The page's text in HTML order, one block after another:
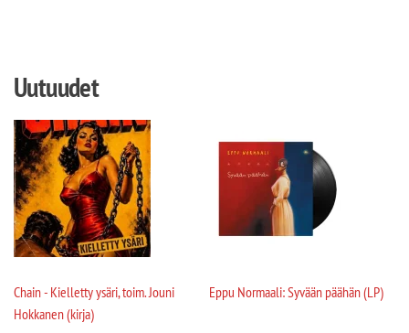
Uutuudet
Chain - Kielletty ysäri, toim. Jouni
Hokkanen (kirja)
Eppu Normaali: Syvään päähän (LP)